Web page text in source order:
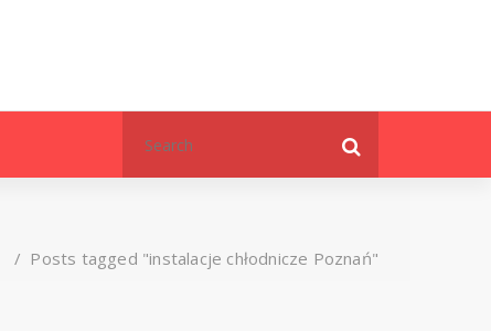
for:
/ Posts tagged "instalacje chłodnicze Poznań"